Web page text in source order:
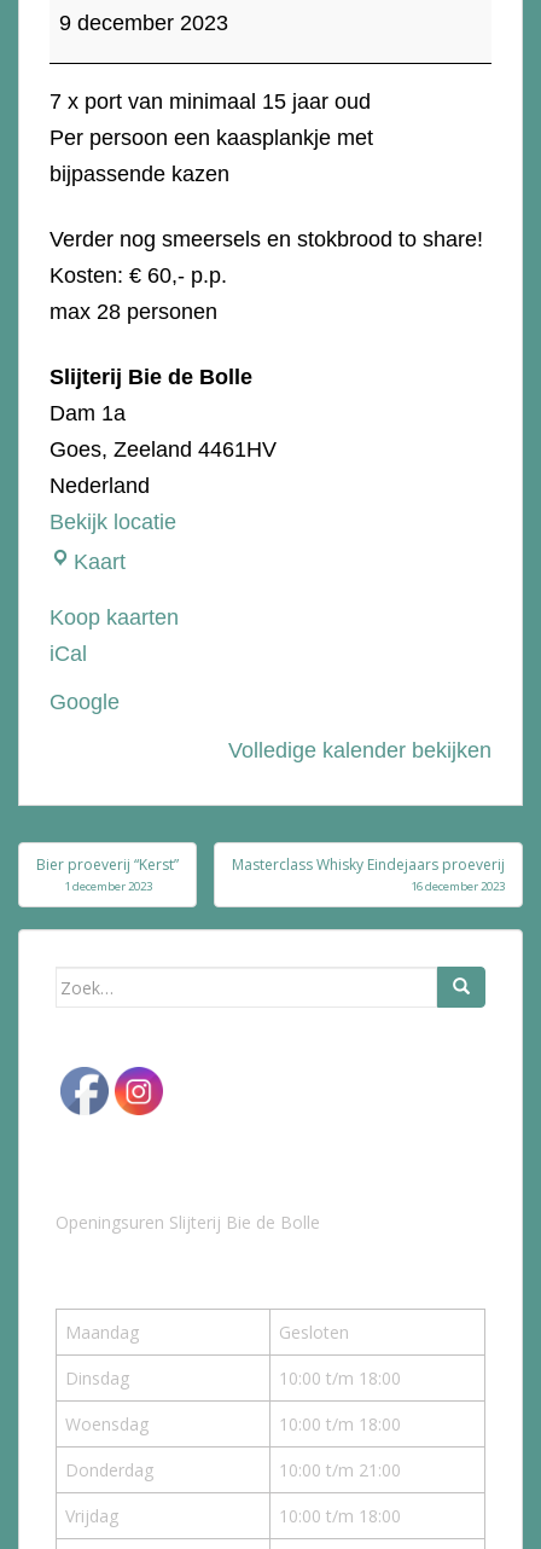
Port
9 december 2023
7 x port van minimaal 15 jaar oud
Per persoon een kaasplankje met
bijpassende kazen
Verder nog smeersels en stokbrood to share!
Kosten: € 60,- p.p.
max 28 personen
Slijterij Bie de Bolle
Dam 1a
Goes, Zeeland 4461HV
Nederland
Bekijk locatie
KaartSlijterij
de
Koop kaarten
iCal
Google
Volledige kalender bekijken
Bericht
navigatie
Bier proeverij “Kerst”
1 december 2023
Masterclass Whisky Eindejaars proeverij
16 december 2023
Zoek
Openingsuren Slijterij Bie de Bolle
Maandag
Gesloten
Dinsdag
10:00 t/m 18:00
Woensdag
10:00 t/m 18:00
Donderdag
10:00 t/m 21:00
Vrijdag
10:00 t/m 18:00